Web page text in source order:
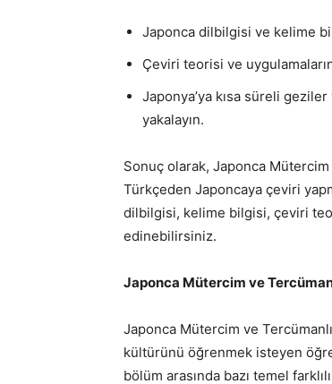
Japonca dilbilgisi ve kelime
Çeviri teorisi ve
Japonya’ya kısa süreli geziler
yakalayın.
Sonuç olarak, Japonca
Türkçeden Japoncaya çeviri
dilbilgisi, kelime bilgisi, çeviri
edinebilirsiniz.
Japonca Mütercim ve
Japonca Mütercim ve
kültürünü öğrenmek isteyen
bölüm arasında bazı temel